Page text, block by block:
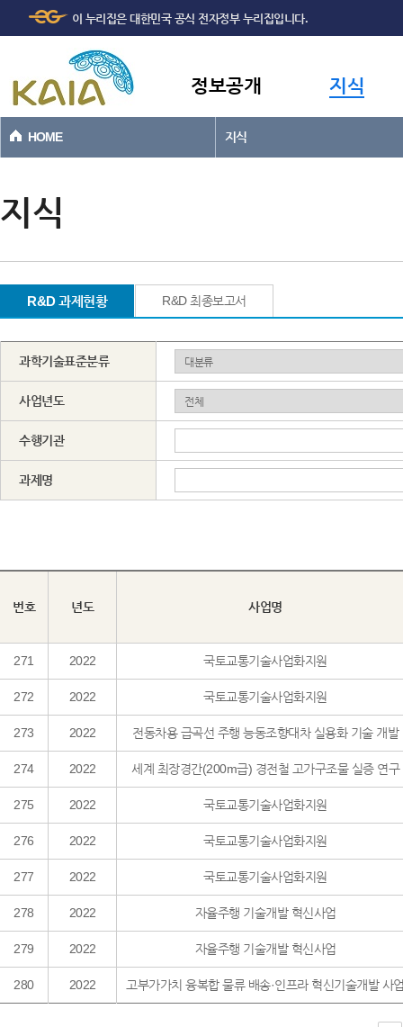
본문바로가기
이 누리집은 대한민국 공식 전자정부 누리집입니다.
정보공개 지식
HOME 지식
지식
R&D 과제현황 R&D 최종보고서
과학기술표준분류
사업년도
수행기관
과제명
번호 년도 사업명
271 2022 국토교통기술사업화지원
272 2022 국토교통기술사업화지원
273 2022 전동차용 급곡선 주행 능동조향대차 실용화 기술 개발
274 2022 세계 최장경간(200m급) 경전철 고가구조물 실증 연구
275 2022 국토교통기술사업화지원
276 2022 국토교통기술사업화지원
277 2022 국토교통기술사업화지원
278 2022 자율주행 기술개발 혁신사업
279 2022 자율주행 기술개발 혁신사업
280 2022 고부가가치 융복합 물류 배송·인프라 혁신기술개발 사